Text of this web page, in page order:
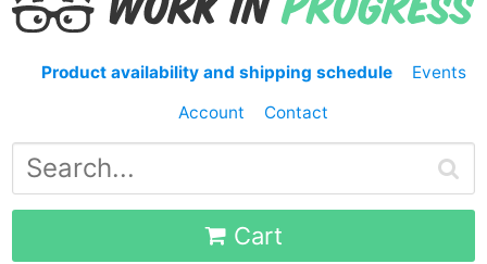
Product availability and shipping schedule
Events
Account
Contact
Cart